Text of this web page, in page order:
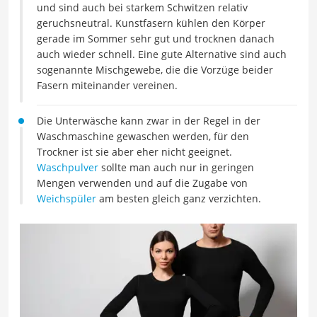
und sind auch bei starkem Schwitzen relativ
geruchsneutral. Kunstfasern kühlen den Körper
gerade im Sommer sehr gut und trocknen danach
auch wieder schnell. Eine gute Alternative sind auch
sogenannte Mischgewebe, die die Vorzüge beider
Fasern miteinander vereinen.
Die Unterwäsche kann zwar in der Regel in der
Waschmaschine gewaschen werden, für den
Trockner ist sie aber eher nicht geeignet.
Waschpulver sollte man auch nur in geringen
Mengen verwenden und auf die Zugabe von
Weichspüler am besten gleich ganz verzichten.